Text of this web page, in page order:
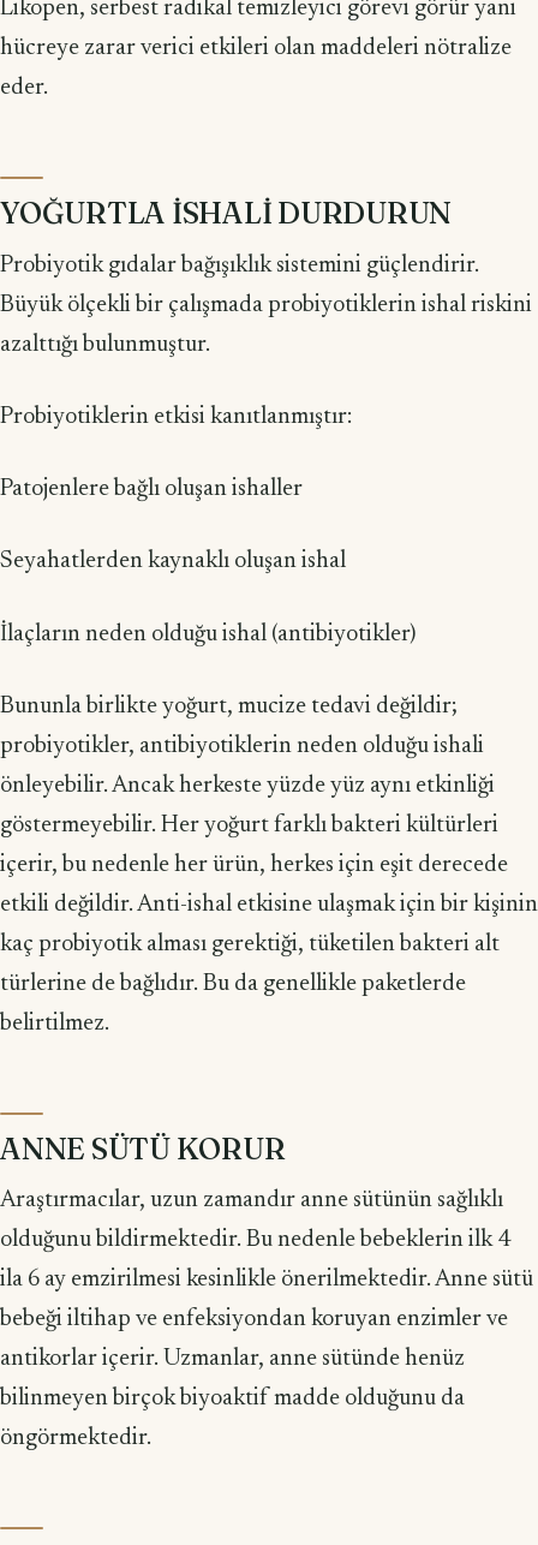
Likopen, serbest radikal temizleyici görevi görür yani
hücre­ye zarar verici etkileri olan maddeleri nötralize
eder.
YOĞURTLA İSHALİ DURDURUN
Probiyotik gıdalar bağışıklık sistemini güçlendirir.
Büyük ölçekli bir çalışmada probiyotiklerin ishal riskini
azalttığı bulunmuştur.
Probiyotiklerin etkisi kanıtlanmıştır:
Patojenlere bağlı oluşan ishaller
Seyahatlerden kaynaklı oluşan ishal
İlaçların neden olduğu ishal (antibiyotikler)
Bununla birlikte yoğurt, mucize tedavi değildir;
probiyotikler, antibiyotiklerin neden olduğu ishali
önleyebilir. Ancak herkeste yüzde yüz aynı etkinliği
göster­meyebilir. Her yoğurt farklı bakteri kültürleri
içerir, bu nedenle her ürün, herkes için eşit derecede
etkili değildir. Anti-ishal etkisine ulaşmak için bir kişinin
kaç probiyotik alması gerektiği, tüketilen bakteri alt
türlerine de bağlıdır. Bu da genel­likle paketlerde
belirtilmez.
ANNE SÜTÜ KORUR
Araştırmacılar, uzun zamandır anne sütünün sağlıklı
olduğunu bildirmek­tedir. Bu nedenle bebeklerin ilk 4
ila 6 ay emzirilmesi kesinlikle önerilmektedir. Anne sütü
bebeği iltihap ve enfeksiyondan koruyan enzimler ve
antikorlar içerir. Uzmanlar, anne sütünde henüz
bilinmeyen birçok biyoaktif madde olduğunu da
öngörmektedir.